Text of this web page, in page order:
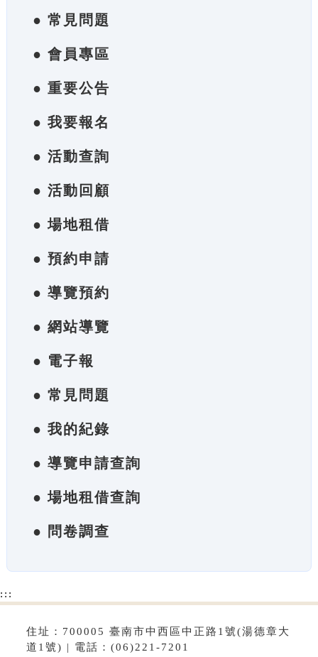
● 常見問題
● 會員專區
● 重要公告
● 我要報名
● 活動查詢
● 活動回顧
● 場地租借
● 預約申請
● 導覽預約
● 網站導覽
● 電子報
● 常見問題
● 我的紀錄
● 導覽申請查詢
● 場地租借查詢
● 問卷調查
:::
住址：700005 臺南市中西區中正路1號(湯德章大
道1號) | 電話：(06)221-7201